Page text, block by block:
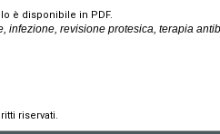
è disponibile in PDF.
infezione, revisione protesica, terapia
riservati.